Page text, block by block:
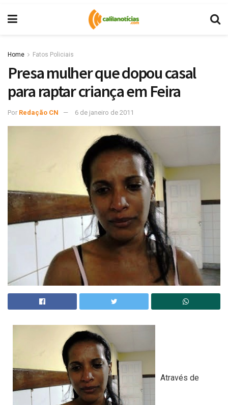
Home Fatos Policiais
Presa mulher que dopou casal
para raptar criança em Feira
Por Redação CN 6 de janeiro de 2011
Através de